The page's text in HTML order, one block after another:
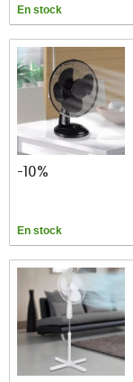
En stock
-10%
En stock